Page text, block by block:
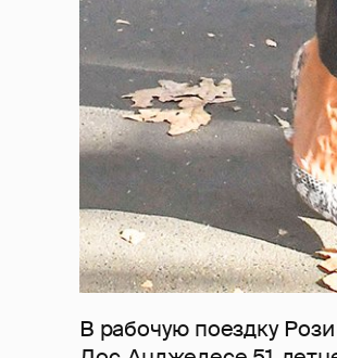
В рабочую поездку